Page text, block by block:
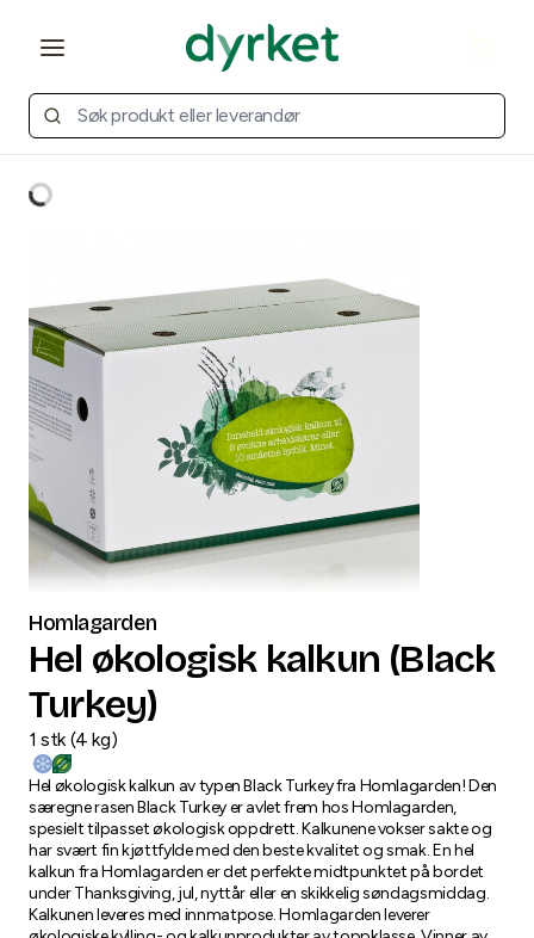
Open main menu
Homlagarden
Hel økologisk kalkun (Black
Turkey)
1 stk(4 kg)
Hel økologisk kalkun av typen Black Turkey fra Homlagarden! Den
særegne rasen Black Turkey er avlet frem hos Homlagarden,
spesielt tilpasset økologisk oppdrett. Kalkunene vokser sakte og
har svært fin kjøttfylde med den beste kvalitet og smak. En hel
kalkun fra Homlagarden er det perfekte midtpunktet på bordet
under Thanksgiving, jul, nyttår eller en skikkelig søndagsmiddag.
Kalkunen leveres med innmatpose. Homlagarden leverer